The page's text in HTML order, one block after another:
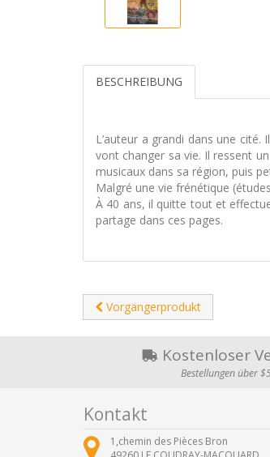
BESCHREIBUNG
L’auteur a grandi dans une
vont changer sa vie. Il ressent
musicaux dans sa région, puis
Malgré une vie frénétique
À 40 ans, il quitte tout et
partage dans ces pages.
Vorgängerprodukt
Kostenloser
Bestellungen über
Kontakt
1,chemin des Pièces Bron